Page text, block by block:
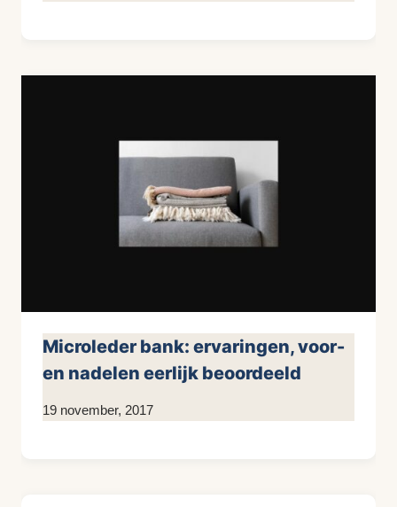
Microleder bank: ervaringen, voor-
en nadelen eerlijk beoordeeld
Door
19 november, 2017